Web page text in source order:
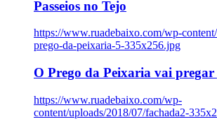
Passeios no Tejo
https://www.ruadebaixo.com/wp-
prego-da-peixaria-5-335x256.jpg
O Prego da Peixaria vai pregar
https://www.ruadebaixo.com/wp-
content/uploads/2018/07/fachada2-